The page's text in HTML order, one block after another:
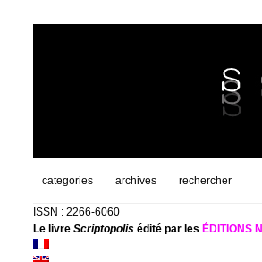
categories archives rechercher
ISSN : 2266-6060
Le livre Scriptopolisédité par les ÉDITIONS